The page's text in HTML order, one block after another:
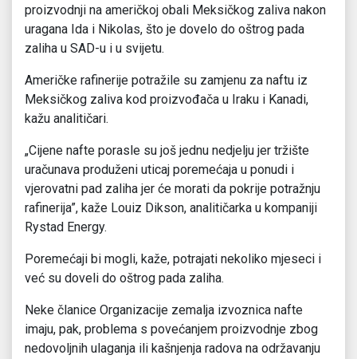
proizvodnji na američkoj obali Meksičkog zaliva nakon
uragana Ida i Nikolas, što je dovelo do oštrog pada
zaliha u SAD-u i u svijetu.
Američke rafinerije potražile su zamjenu za naftu iz
Meksičkog zaliva kod proizvođača u Iraku i Kanadi,
kažu analitičari.
„Cijene nafte porasle su još jednu nedjelju jer tržište
uračunava produženi uticaj poremećaja u ponudi i
vjerovatni pad zaliha jer će morati da pokrije potražnju
rafinerija”, kaže Louiz Dikson, analitičarka u kompaniji
Rystad Energy.
Poremećaji bi mogli, kaže, potrajati nekoliko mjeseci i
već su doveli do oštrog pada zaliha.
Neke članice Organizacije zemalja izvoznica nafte
imaju, pak, problema s povećanjem proizvodnje zbog
nedovoljnih ulaganja ili kašnjenja radova na održavanju